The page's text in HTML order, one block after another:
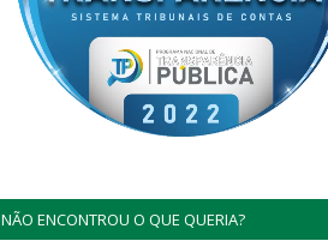
NÃO ENCONTROU O QUE QUERIA?